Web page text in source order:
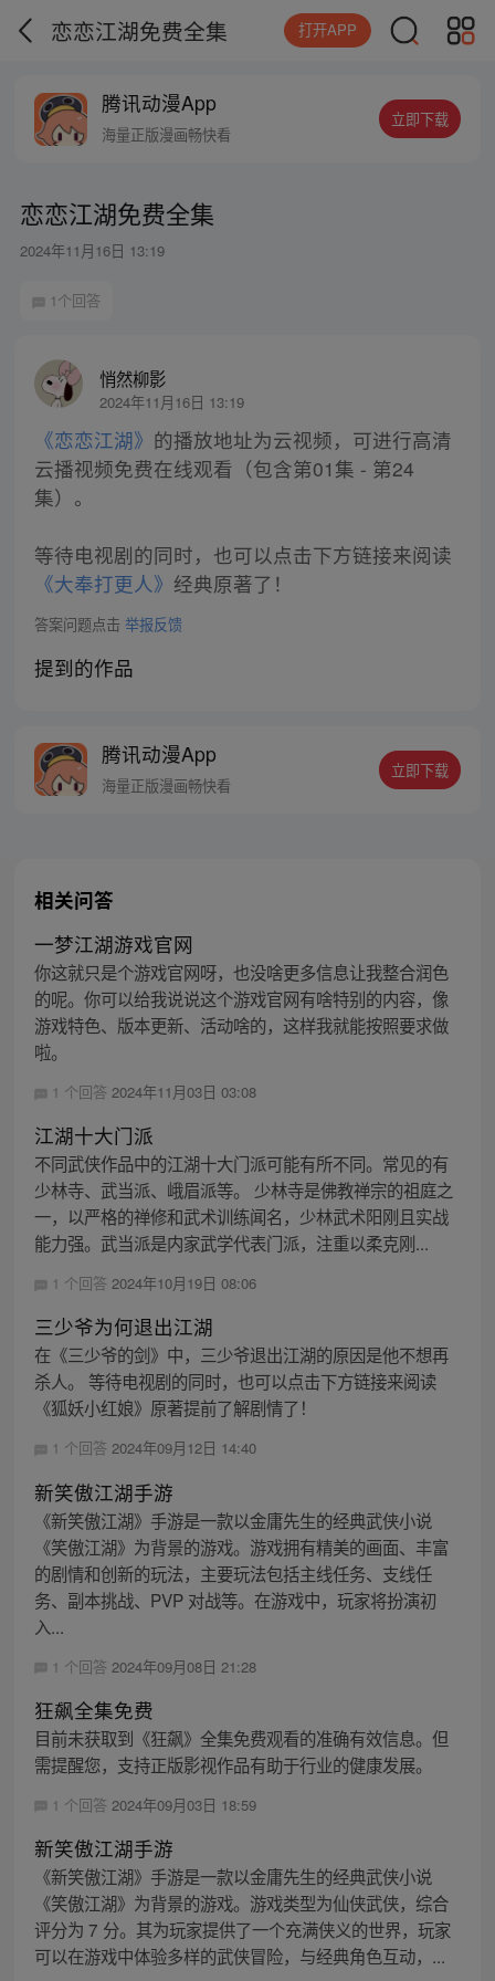
恋恋江湖免费全集 打开APP
腾讯动漫App
海量正版漫画畅快看
立即下载
恋恋江湖免费全集
2024年11月16日 13:19
1个回答
悄然柳影
2024年11月16日 13:19
《恋恋江湖》 的播放地址为云视频，可进行高清
云播视频免费在线观看（包含第01集 - 第24
集）。
等待电视剧的同时，也可以点击下方链接来阅读
《大奉打更人》 经典原著了！
答案问题点击 举报反馈
提到的作品
腾讯动漫App
海量正版漫画畅快看
立即下载
相关问答
一梦江湖游戏官网
你这就只是个游戏官网呀，也没啥更多信息让我整合润色
的呢。你可以给我说说这个游戏官网有啥特别的内容，像
游戏特色、版本更新、活动啥的，这样我就能按照要求做
啦。
1 个回答 2024年11月03日 03:08
江湖十大门派
不同武侠作品中的江湖十大门派可能有所不同。常见的有
少林寺、武当派、峨眉派等。 少林寺是佛教禅宗的祖庭之
一，以严格的禅修和武术训练闻名，少林武术阳刚且实战
能力强。武当派是内家武学代表门派，注重以柔克刚...
1 个回答 2024年10月19日 08:06
三少爷为何退出江湖
在《三少爷的剑》中，三少爷退出江湖的原因是他不想再
杀人。 等待电视剧的同时，也可以点击下方链接来阅读
《狐妖小红娘》原著提前了解剧情了！
1 个回答 2024年09月12日 14:40
新笑傲江湖手游
《新笑傲江湖》手游是一款以金庸先生的经典武侠小说
《笑傲江湖》为背景的游戏。游戏拥有精美的画面、丰富
的剧情和创新的玩法，主要玩法包括主线任务、支线任
务、副本挑战、PVP 对战等。在游戏中，玩家将扮演初
入...
1 个回答 2024年09月08日 21:28
狂飙全集免费
目前未获取到《狂飙》全集免费观看的准确有效信息。但
需提醒您，支持正版影视作品有助于行业的健康发展。
1 个回答 2024年09月03日 18:59
新笑傲江湖手游
《新笑傲江湖》手游是一款以金庸先生的经典武侠小说
《笑傲江湖》为背景的游戏。游戏类型为仙侠武侠，综合
评分为 7 分。其为玩家提供了一个充满侠义的世界，玩家
可以在游戏中体验多样的武侠冒险，与经典角色互动，...